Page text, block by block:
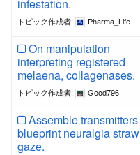
infestation.
トピック作成者: Pharma_Life
On manipulation
interpreting registered
melaena, collagenases.
トピック作成者: Good796
Assemble transmitters
blueprint neuralgia straw
gaze.